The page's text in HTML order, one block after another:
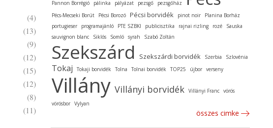
(4)
(13)
(9)
(12)
(15)
(12)
(8)
(11)
Pannon Borrégió pálinka pályázat pezsgő pezsgőház
Pécs-Mecseki Borút Pécsi Borozó Pécsi borvidék pinot noir
Planina Borház
portugieser
programajánló PTE SZBKI publicisztika rajnai rizling rozé
Sauska
sauvignon blanc
Siklós Somló syrah Szabó Zoltán
Szekszárd Szekszárdi borvidék Szerbia Szlovénia
Tokaj Tokaji borvidék Tolna Tolnai borvidék TOP25 újbor verseny
Villány Villányi borvidék Villányi Franc vörös
vörösbor Vylyan
összes cimke